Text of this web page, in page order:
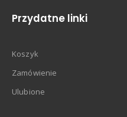
Przydatne linki
Koszyk
Zamówienie
Ulubione